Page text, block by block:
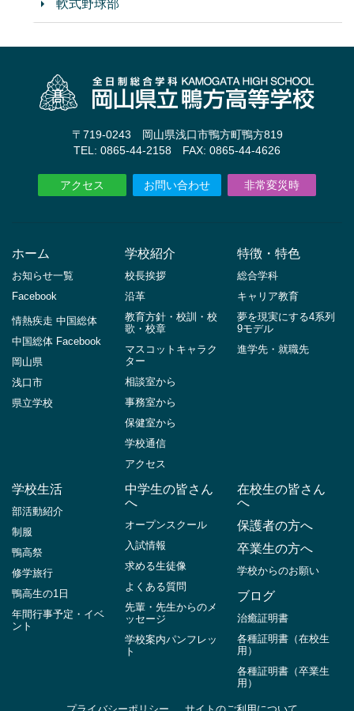
軟式野球部
〒719-0243 岡山県浅口市鴨方町鴨方819
TEL: 0865-44-2158 FAX: 0865-44-4626
アクセス お問い合わせ 非常変災時
ホーム
お知らせ一覧
Facebook
情熱疾走 中国総体
中国総体 Facebook
岡山県
浅口市
県立学校
学校紹介
校長挨拶
沿革
教育方針・校訓・校
歌・校章
マスコットキャラク
ター
相談室から
事務室から
保健室から
学校通信
アクセス
特徴・特色
総合学科
キャリア教育
夢を現実にする4系列
9モデル
進学先・就職先
学校生活
部活動紹介
制服
鴨高祭
修学旅行
鴨高生の1日
年間行事予定・イベ
ント
中学生の皆さん
へ
オープンスクール
入試情報
求める生徒像
よくある質問
先輩・先生からのメ
ッセージ
学校案内パンフレッ
ト
在校生の皆さん
へ
保護者の方へ
卒業生の方へ
学校からのお願い
ブログ
治癒証明書
各種証明書（在校生
用）
各種証明書（卒業生
用）